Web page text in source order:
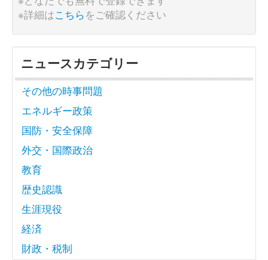
※詳細はこちらをご確認ください
ニュースカテゴリー
その他の時事問題
エネルギー政策
国防・安全保障
外交・国際政治
教育
歴史認識
生涯現役
経済
財政・税制